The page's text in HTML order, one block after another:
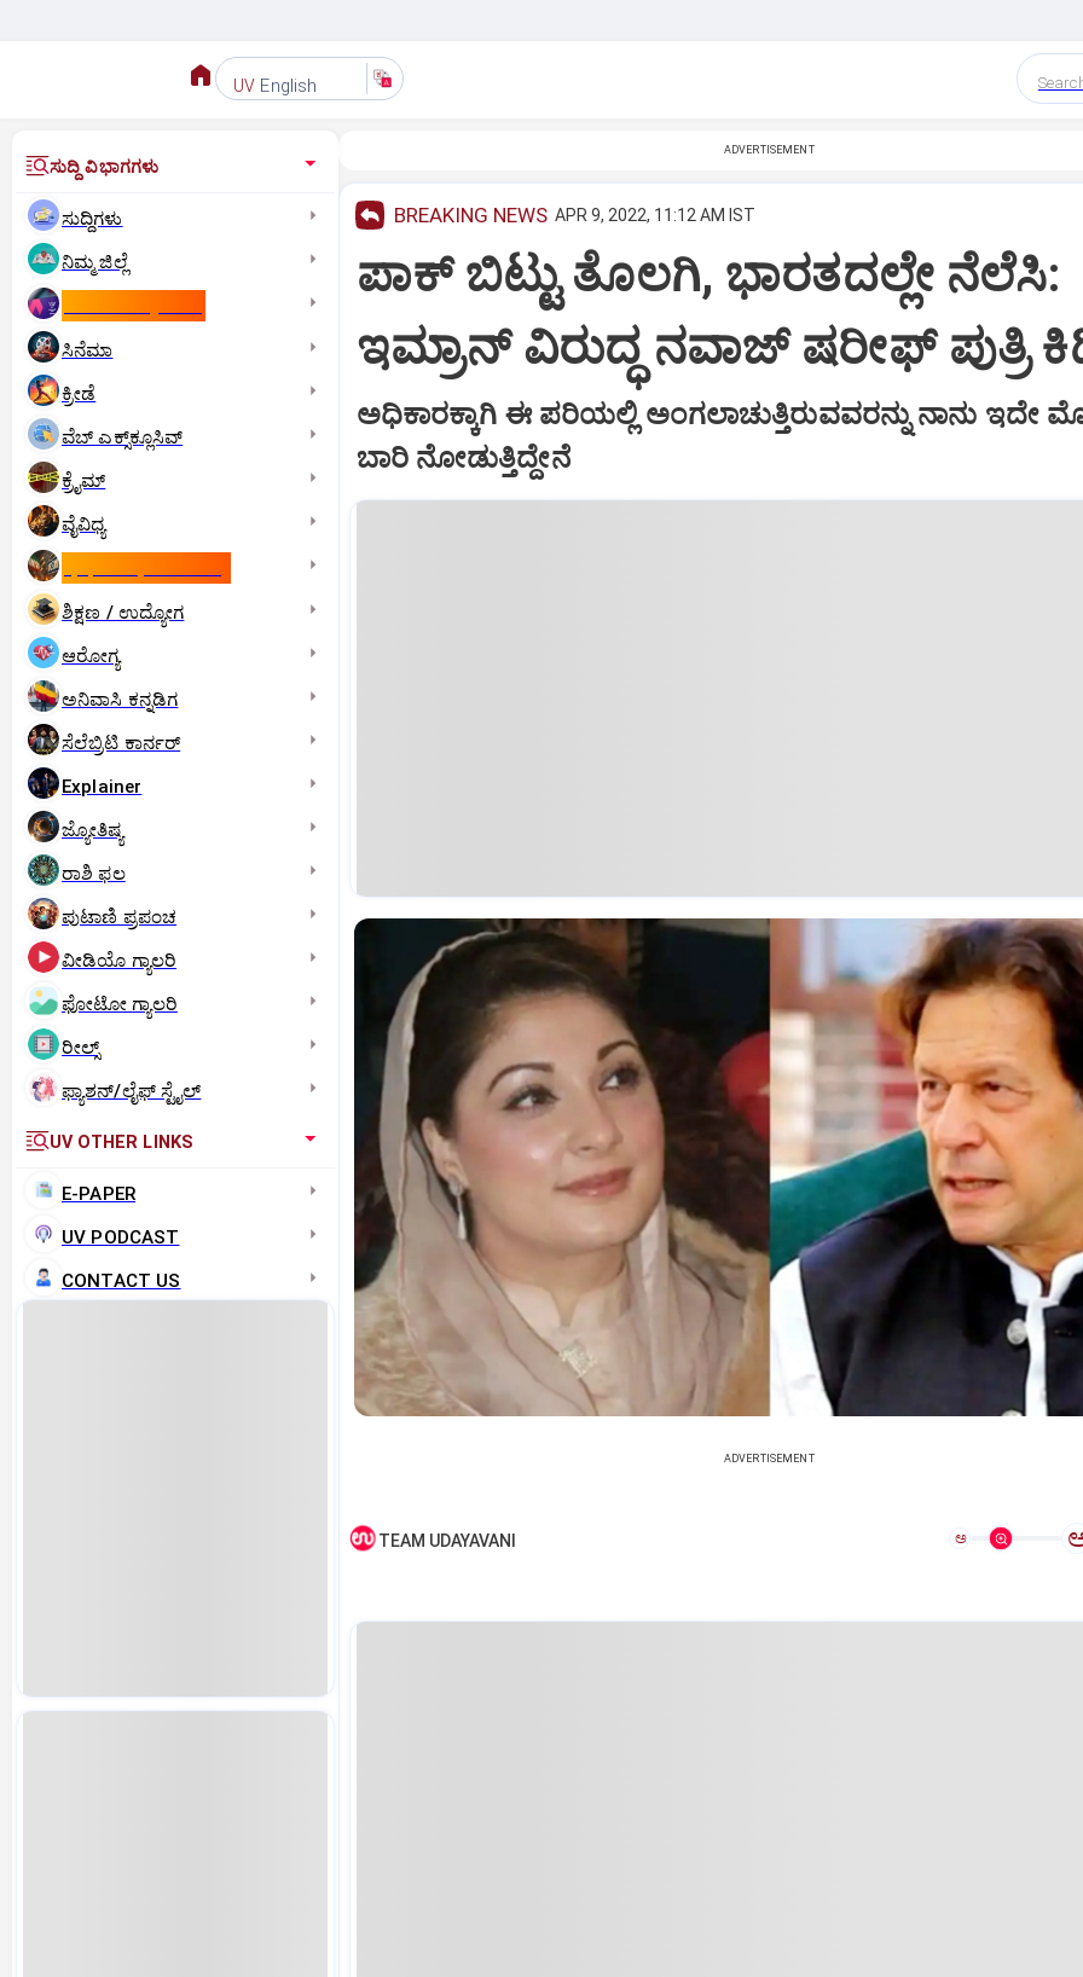
UV English
ಸುದ್ದಿ ವಿಭಾಗಗಳು
ಸುದ್ದಿಗಳು
ನಿಮ್ಮ ಜಿಲ್ಲೆ
ಸಿನೆಮಾ
ಕ್ರೀಡೆ
ವೆಬ್ ಎಕ್ಸ್‌ಕ್ಲೂಸಿವ್
ಕ್ರೈಮ್
ವೈವಿಧ್ಯ
ಶಿಕ್ಷಣ / ಉದ್ಯೋಗ
ಆರೋಗ್ಯ
ಅನಿವಾಸಿ ಕನ್ನಡಿಗ
ಸೆಲೆಬ್ರಿಟಿ ಕಾರ್ನರ್‌
Explainer
ಜ್ಯೋತಿಷ್ಯ
ರಾಶಿ ಫಲ
ಪುಟಾಣಿ ಪ್ರಪಂಚ
ವೀಡಿಯೊ ಗ್ಯಾಲರಿ
ಫೋಟೋ ಗ್ಯಾಲರಿ
ರೀಲ್ಸ್
ಫ್ಯಾಶನ್/ಲೈಫ್‌ ಸ್ಟೈಲ್
UV OTHER LINKS
E-PAPER
UV PODCAST
CONTACT US
ADVERTISEMENT
BREAKING NEWS APR 9, 2022, 11:12 AM IST
ಪಾಕ್ ಬಿಟ್ಟು ತೊಲಗಿ, ಭಾರತದಲ್ಲೇ ನೆಲೆಸಿ:
ಇಮ್ರಾನ್ ವಿರುದ್ಧ ನವಾಜ್ ಷರೀಫ್ ಪುತ್ರಿ
ಅಧಿಕಾರಕ್ಕಾಗಿ ಈ ಪರಿಯಲ್ಲಿ ಅಂಗಲಾಚುತ್ತಿರುವವರನ್ನು ನಾನು ಇದೇ
ಬಾರಿ ನೋಡುತ್ತಿದ್ದೇನೆ
ADVERTISEMENT
TEAM UDAYAVANI ಅ